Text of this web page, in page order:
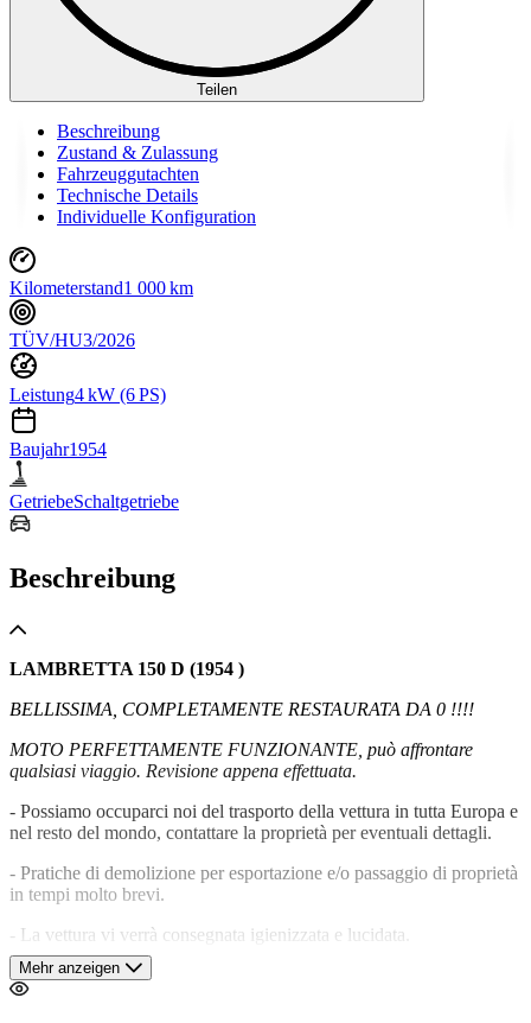
Teilen
Beschreibung
Zustand & Zulassung
Fahrzeuggutachten
Technische Details
Individuelle Konfiguration
Kilometerstand1 000 km
TÜV/HU3/2026
Leistung4 kW (6 PS)
Baujahr1954
GetriebeSchaltgetriebe
Beschreibung
LAMBRETTA 150 D (1954 )
BELLISSIMA, COMPLETAMENTE RESTAURATA DA 0 !!!!
MOTO PERFETTAMENTE FUNZIONANTE, può affrontare
qualsiasi viaggio. Revisione appena effettuata.
- Possiamo occuparci noi del trasporto della vettura in tutta Europa e
nel resto del mondo, contattare la proprietà per eventuali dettagli.
- Pratiche di demolizione per esportazione e/o passaggio di proprietà
in tempi molto brevi.
- La vettura vi verrà consegnata igienizzata e lucidata.
NO ESITATE A CONTATTARCI PER EVENTUALI
CHIARIMENTI.
Mehr anzeigen